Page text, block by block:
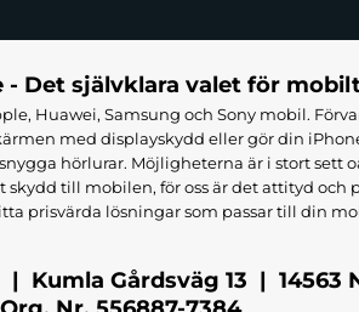
- Det självklara valet för
Huawei, Samsung och Sony mobil.
med displayskydd eller gör din
hörlurar. Möjligheterna är i stort sett
skydd till mobilen, för oss är det attityd och
prisvärda lösningar som passar till din
| Kumla Gårdsväg 13 | 14563